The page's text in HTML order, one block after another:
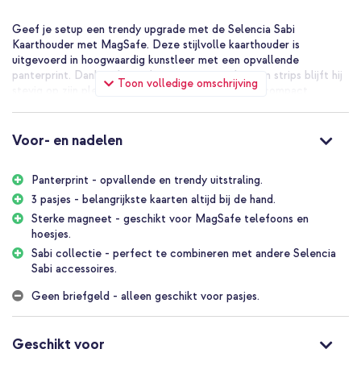
Toon volledige omschrijving
Geef je setup een trendy upgrade met de Selencia Sabi
Kaarthouder met MagSafe. Deze stijlvolle kaarthouder is
uitgevoerd in hoogwaardig kunstleer met een opvallende
panterprint. Dankzij de sterke magneet en siliconen strips blijft hij
stevig op zijn plek, terwijl je tot 3 pasjes veilig en compact
De voordelen van de Selencia Sabi
Panterprint design: trendy en opvallende uitstraling
Ruimte voor 3 pasjes: neem je belangrijkste kaarten mee
Sterke magneet: blijft stevig bevestigd tijdens gebruik
Siliconen strips: extra stabiliteit en grip
Hoogwaardig kunstleer: duurzaam en comfortabel in gebruik
Slank ontwerp: voegt nauwelijks extra bulk toe
Inclusief 1 jaar garantie
Voor- en nadelen
Panterprint - opvallende en trendy uitstraling.
3 pasjes - belangrijkste kaarten altijd bij de hand.
Sterke magneet - geschikt voor MagSafe telefoons en
hoesjes.
Sabi collectie - perfect te combineren met andere Selencia
Sabi accessoires.
Geen briefgeld - alleen geschikt voor pasjes.
Geschikt voor